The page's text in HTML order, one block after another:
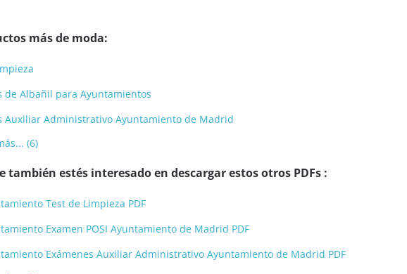
más de moda:
de Albañil para Ayuntamientos
Auxiliar Administrativo Ayuntamiento de Madrid
(6)
también estés interesado en descargar estos otros PDFs :
Test de Limpieza PDF
Examen POSI Ayuntamiento de Madrid PDF
Exámenes Auxiliar Administrativo Ayuntamiento de Madrid PDF